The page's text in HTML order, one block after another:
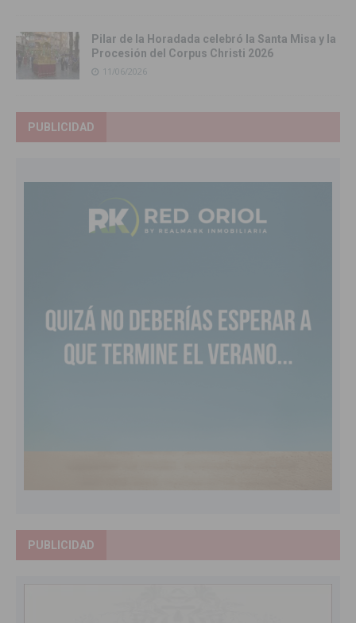
Pilar de la Horadada celebró la Santa Misa y la
Procesión del Corpus Christi 2026
11/06/2026
PUBLICIDAD
PUBLICIDAD